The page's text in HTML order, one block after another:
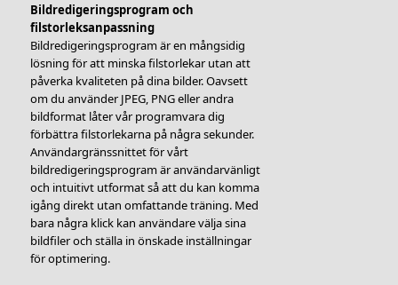
Bildredigeringsprogram och
filstorleksanpassning
Bildredigeringsprogram är en mångsidig
lösning för att minska filstorlekar utan att
påverka kvaliteten på dina bilder. Oavsett
om du använder JPEG, PNG eller andra
bildformat låter vår programvara dig
förbättra filstorlekarna på några sekunder.
Användargränssnittet för vårt
bildredigeringsprogram är användarvänligt
och intuitivt utformat så att du kan komma
igång direkt utan omfattande träning. Med
bara några klick kan användare välja sina
bildfiler och ställa in önskade inställningar
för optimering.